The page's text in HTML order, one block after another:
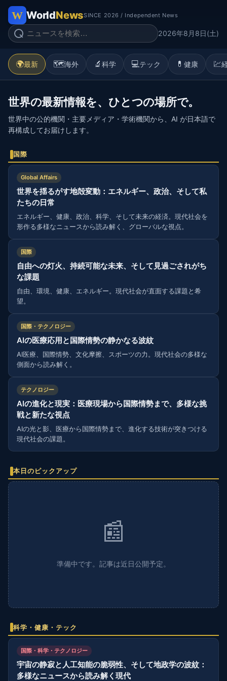
WorldNewsSINCE 2026 / Independent News
2026年8月8日(土)
🌍最新 🗺️海外 🔬 科学 💻テック 💊 健康 💹
世界の最新情報を、ひとつの場所で。
世界中の公的機関・主要メディア・学術機関から、AI が日本語で
再構成してお届けします。
国際
Global Affairs
世界を揺るがす地殻変動：エネルギー、政治、そして私
たちの日常
エネルギー、健康、政治、科学、そして未来の経済。現代社会を
形作る多様なニュースから読み解く、グローバルな視点。
国際
自由への灯火、持続可能な未来、そして見過ごされがち
な課題
自由、環境、健康、エネルギー。現代社会が直面する課題と希
望。
国際・テクノロジー
AIの医療応用と国際情勢の静かなる波紋
AI医療、国際情勢、文化摩擦、スポーツの力。現代社会の多様な
側面から読み解く。
テクノロジー
AIの進化と現実：医療現場から国際情勢まで、多様な挑
戦と新たな視点
AIの光と影、医療から国際情勢まで、進化する技術が突きつける
現代社会の課題。
本日のピックアップ
📰
準備中です。記事は近日公開予定。
科学・健康・テック
国際・科学・テクノロジー
宇宙の静寂と人工知能の脆弱性、そして地政学の波紋：
多様なニュースから読み解く現代